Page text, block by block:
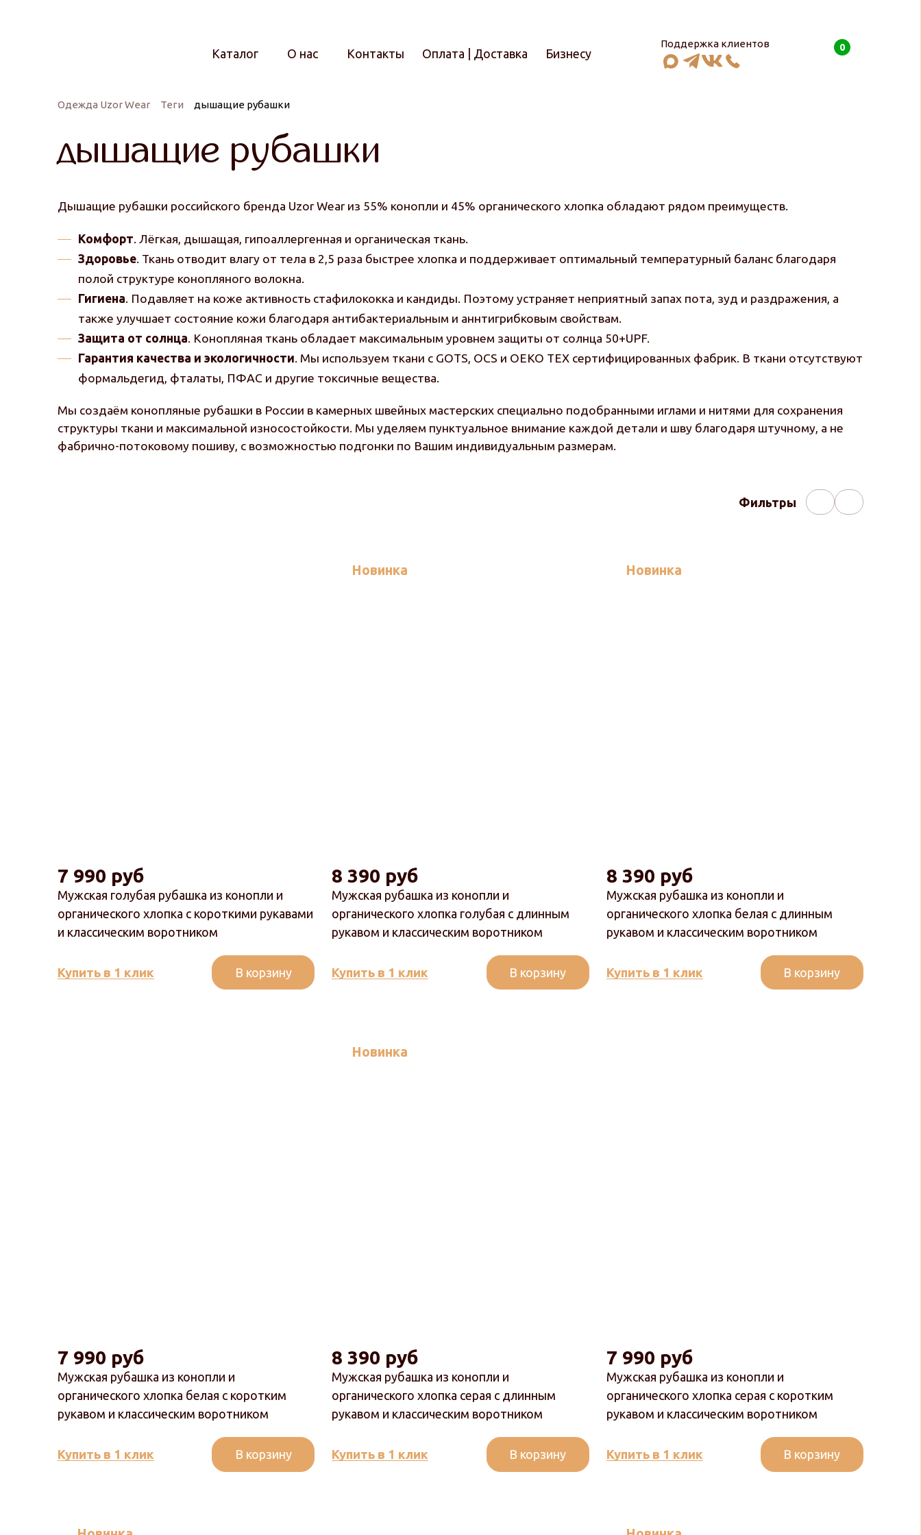
Каталог О нас Контакты Оплата | Доставка Бизнесу
Поддержка клиентов 0
Одежда Uzor Wear Теги дышащие рубашки
дышащие рубашки
Дышащие рубашки российского бренда Uzor Wear из 55% конопли и 45% органического хлопка обладают рядом преимуществ.
Комфорт. Лёгкая, дышащая, гипоаллергенная и органическая ткань.
Здоровье. Ткань отводит влагу от тела в 2,5 раза быстрее хлопка и поддерживает оптимальный температурный баланс благодаря
полой структуре конопляного волокна.
Гигиена. Подавляет на коже активность стафилококка и кандиды. Поэтому устраняет неприятный запах пота, зуд и раздражения, а
также улучшает состояние кожи благодаря антибактериальным и аннтигрибковым свойствам.
Защита от солнца. Конопляная ткань обладает максимальным уровнем защиты от солнца 50+UPF.
Гарантия качества и экологичности. Мы используем ткани с GOTS, OCS и OEKO TEX сертифицированных фабрик. В ткани отсутствуют
формальдегид, фталаты, ПФАС и другие токсичные вещества.
Мы создаём конопляные рубашки в России в камерных швейных мастерских специально подобранными иглами и нитями для сохранения
структуры ткани и максимальной износостойкости. Мы уделяем пунктуальное внимание каждой детали и шву благодаря штучному, а не
фабрично-потоковому пошиву, с возможностью подгонки по Вашим индивидуальным размерам.
Фильтры
Мужская голубая рубашка из конопли и
органического хлопка с короткими рукавами
и классическим воротником
7 990 руб
Купить в 1 клик В корзину
Новинка
Мужская рубашка из конопли и
органического хлопка голубая с длинным
рукавом и классическим воротником
8 390 руб
Купить в 1 клик В корзину
Новинка
Мужская рубашка из конопли и
органического хлопка белая с длинным
рукавом и классическим воротником
8 390 руб
Купить в 1 клик В корзину
Мужская рубашка из конопли и
органического хлопка белая с коротким
рукавом и классическим воротником
7 990 руб
Купить в 1 клик В корзину
Новинка
Мужская рубашка из конопли и
органического хлопка серая с длинным
рукавом и классическим воротником
8 390 руб
Купить в 1 клик В корзину
Мужская рубашка из конопли и
органического хлопка серая с коротким
рукавом и классическим воротником
7 990 руб
Купить в 1 клик В корзину